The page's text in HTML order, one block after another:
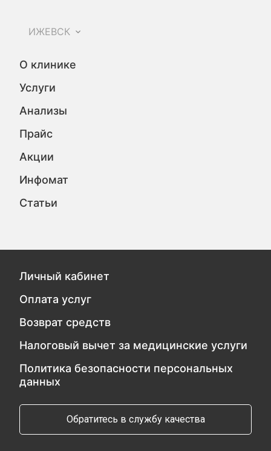
ИЖЕВСК
О клинике
Услуги
Анализы
Прайс
Акции
Инфомат
Статьи
Личный кабинет
Оплата услуг
Возврат средств
Налоговый вычет за медицинские услуги
Политика безопасности персональных
данных
Обратитесь в службу качества